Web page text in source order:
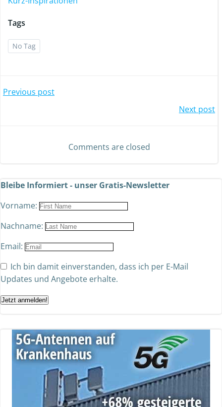
Tags
No Tag
Previous post
Next post
Comments are closed
Bleibe Informiert - unser Gratis-Newsletter
Vorname:
Nachname:
Email:
Ich bin damit einverstanden, dass ich per E-Mail
Updates und Angebote erhalte.
Jetzt anmelden!